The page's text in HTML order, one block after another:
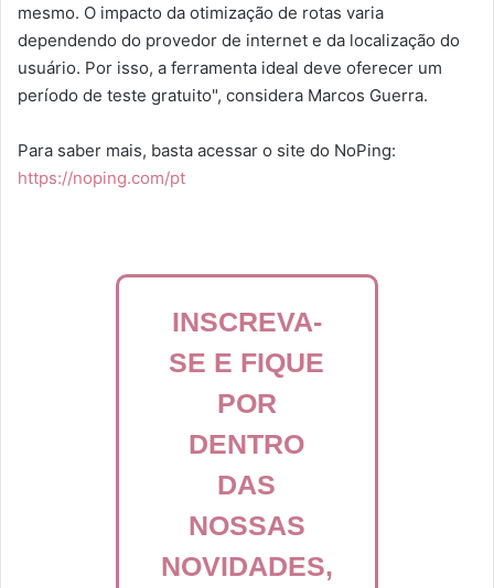
mesmo. O impacto da otimização de rotas varia
dependendo do provedor de internet e da localização do
usuário. Por isso, a ferramenta ideal deve oferecer um
período de teste gratuito", considera Marcos Guerra.
Para saber mais, basta acessar o site do NoPing:
https://noping.com/pt
INSCREVA-
SE E FIQUE
POR
DENTRO
DAS
NOSSAS
NOVIDADES,